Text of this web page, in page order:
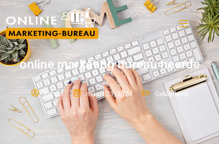
online marketing bureau heerde
Expert maart 23, 2024 Gelderland